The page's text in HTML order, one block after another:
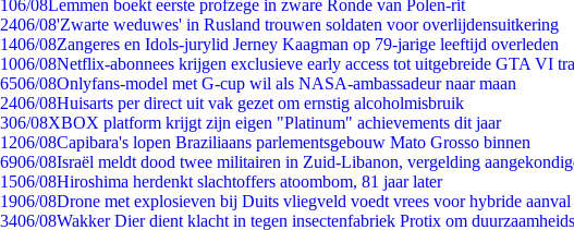
106/08Lemmen boekt eerste profzege in zware Ronde van Polen-rit
2406/08'Zwarte weduwes' in Rusland trouwen soldaten voor overlijdensuitkering
1406/08Zangeres en Idols-jurylid Jerney Kaagman op 79-jarige leeftijd overleden
1006/08Netflix-abonnees krijgen exclusieve early access tot uitgebreide GTA VI
6506/08Onlyfans-model met G-cup wil als NASA-ambassadeur naar maan
2406/08Huisarts per direct uit vak gezet om ernstig alcoholmisbruik
306/08XBOX platform krijgt zijn eigen "Platinum" achievements dit jaar
1206/08Capibara's lopen Braziliaans parlementsgebouw Mato Grosso binnen
6906/08Israël meldt dood twee militairen in Zuid-Libanon, vergelding
1506/08Hiroshima herdenkt slachtoffers atoombom, 81 jaar later
1906/08Drone met explosieven bij Duits vliegveld voedt vrees voor hybride aanval
3406/08Wakker Dier dient klacht in tegen insectenfabriek Protix om